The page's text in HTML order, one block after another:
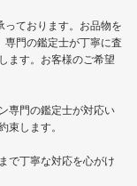
っております。お品物を
専門の鑑定士が丁寧に査
ます。お客様のご希望
専門の鑑定士が対応い
束します。
で丁寧な対応を心がけ